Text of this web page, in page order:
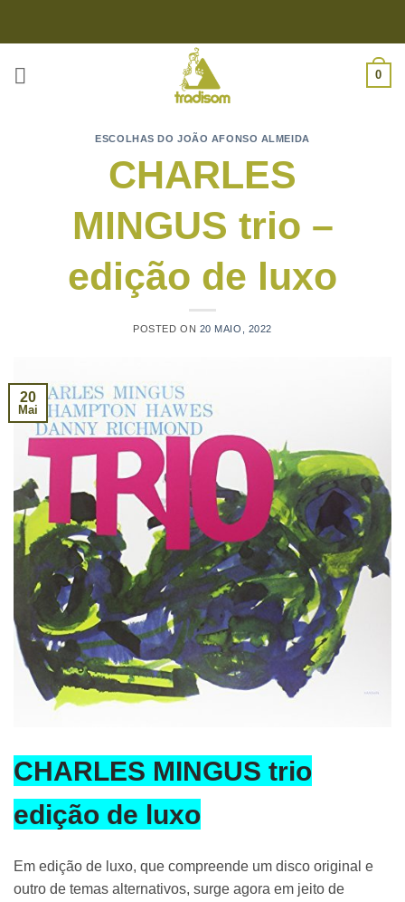
0
ESCOLHAS DO JOÃO AFONSO ALMEIDA
CHARLES
MINGUS trio –
edição de luxo
POSTED ON 20 MAIO, 2022
20
Mai
CHARLES MINGUS trio
edição de luxo
Em edição de luxo, que compreende um disco original e
outro de temas alternativos, surge agora em jeito de